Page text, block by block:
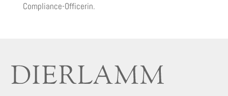
Compliance-Officerin.